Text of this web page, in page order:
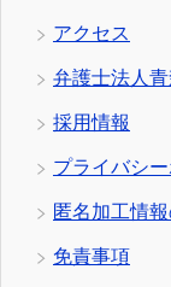
アクセス
弁護士法人
採用情報
プライバシ
匿名加工情
免責事項